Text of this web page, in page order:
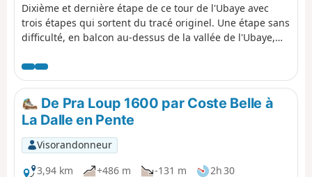
Dixième et dernière étape de ce tour de l'Ubaye avec
trois étapes qui sortent du tracé originel. Une étape sans
difficulté, en balcon au-dessus de la vallée de l'Ubaye,
de nombreux hameaux, lieux-dits, villages... Des vues
sur cette belle vallée vous accompagneront durant les 16
km.
De Pra Loup 1600 par Coste Belle à
La Dalle en Pente
Visorandonneur
3,94 km
+486 m -131 m 2h 30